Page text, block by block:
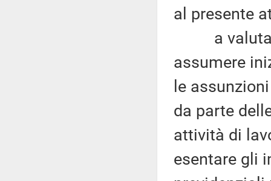
al presente
a valutare
assumere
le
da parte
attività di
esentare gli